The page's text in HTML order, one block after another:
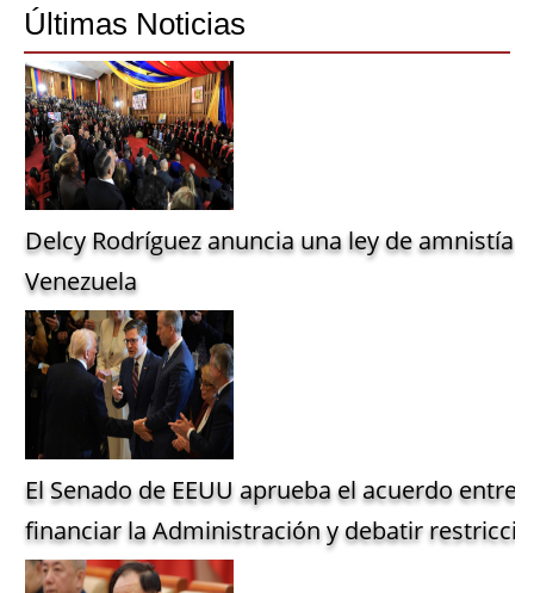
Últimas Noticias
Delcy Rodríguez anuncia una ley de amnistía
Venezuela
El Senado de EEUU aprueba el acuerdo entre
financiar la Administración y debatir